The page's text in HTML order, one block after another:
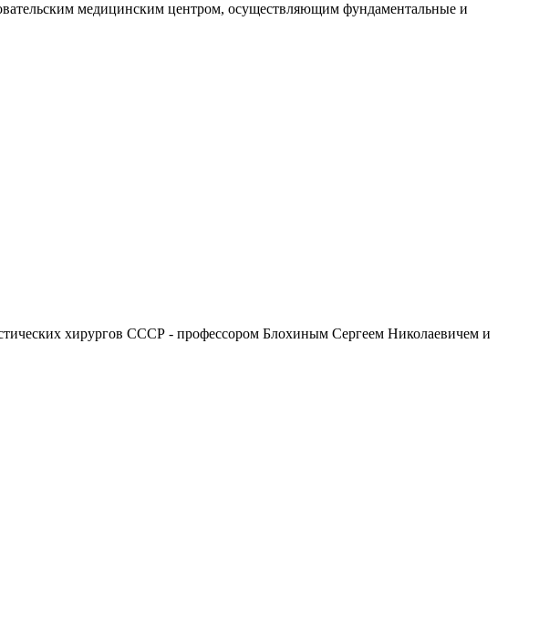
медицинским центром, осуществляющим фундаментальные и
хирургов СССР - профессором Блохиным Сергеем Николаевичем и